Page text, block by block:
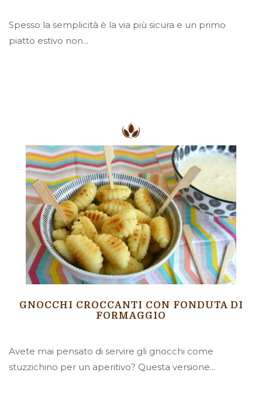
Spesso la semplicità è la via più sicura e un primo
piatto estivo non...
GNOCCHI CROCCANTI CON FONDUTA DI
FORMAGGIO
Avete mai pensato di servire gli gnocchi come
stuzzichino per un aperitivo? Questa versione...